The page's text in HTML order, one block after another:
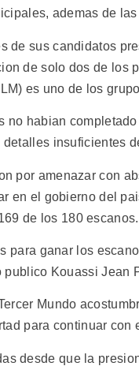
ademas de
de sus candidatos
de solo dos de los
es uno de los
no habian
insuficientes
por amenazar con
en el gobierno del
de los 180 escanos.
para ganar los
Kouassi Jean
Mundo
para continuar con
desde que la